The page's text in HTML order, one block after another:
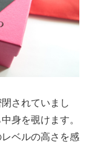
されていまし
身を覗けます。
ベルの高さを感